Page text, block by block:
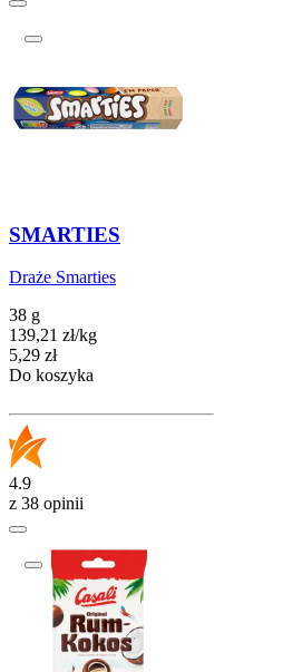
SMARTIES
Draże Smarties
38 g
139,21 zł/kg
Cena
5,29 zł
Do koszyka
4.9
z 38 opinii